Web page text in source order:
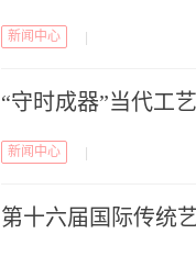
新闻中心
“守时成器”当代工
新闻中心
第十六届国际传统